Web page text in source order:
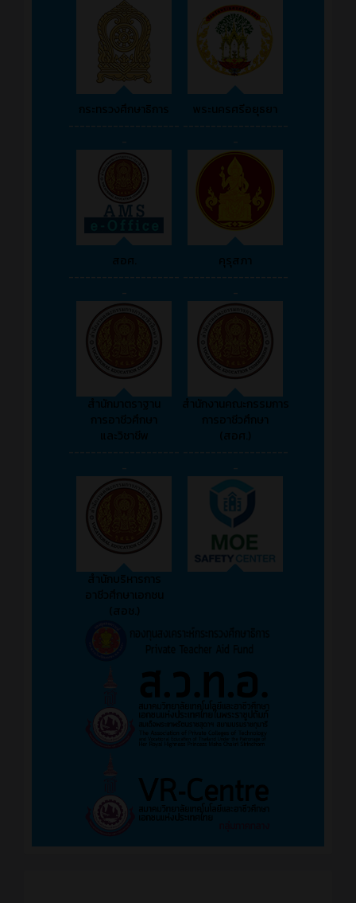
กระทรวงศึกษาธิการ
พระนครศรีอยุธยา
--------------------
-
-------------------
-
สอศ.
คุรุสภา
--------------------
-
-------------------
-
สำนักมาตราฐาน
การอาชีวศึกษา
และวิชาชีพ
สำนักงานคณะกรรมการ
การอาชีวศึกษา
(สอศ.)
--------------------
-
-------------------
-
สำนักบริหารการ
อาชีวศึกษาเอกชน
(สอช.)